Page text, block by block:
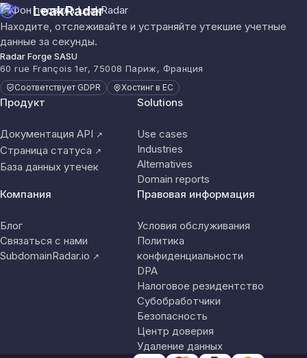
LeakRadar
Находите, отслеживайте и устраняйте утекшие учетные
данные за секунды.
Radar Forge SASU
60 rue François 1er, 75008 Париж, Франция
Соответствует GDPR Хостинг в ЕС
Продукт
Документация API ↗
Страница статуса ↗
База данных утечек
Solutions
Use cases
Industries
Alternatives
Domain reports
Компания
Блог
Связаться с нами
SubdomainRadar.io ↗
Правовая информация
Условия обслуживания
Политика
конфиденциальности
DPA
Налоговое резидентство
Субобработчики
Безопасность
Центр доверия
Удаление данных